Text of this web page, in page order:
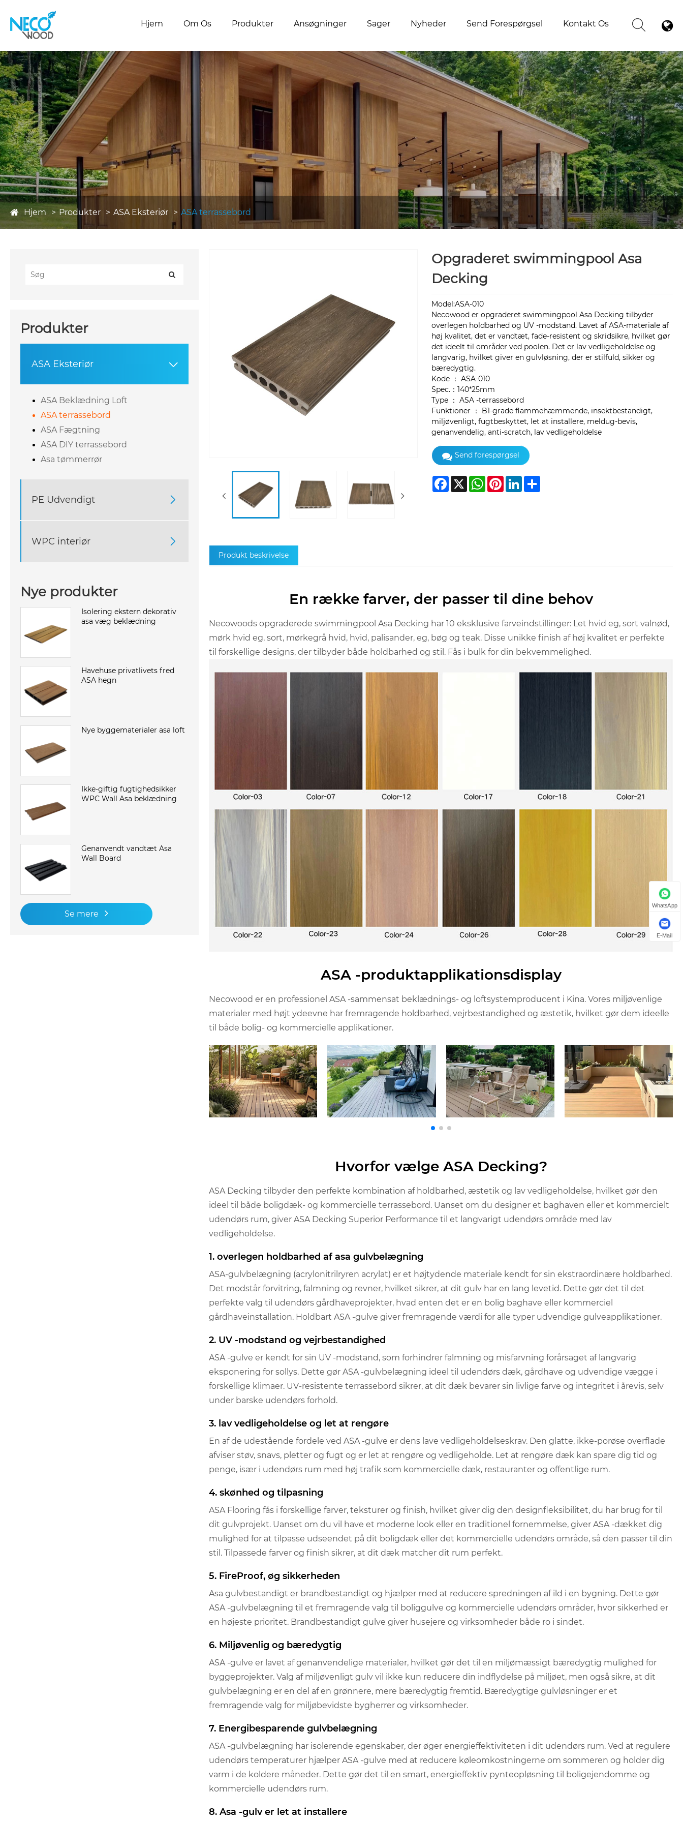
Hjem Om Os Produkter Ansøgninger Sager Nyheder Send Forespørgsel Kontakt Os
Hjem Produkter ASA Eksteriør ASA terrassebord
Produkter
ASA Eksteriør 
ASA Beklædning Loft
ASA terrassebord
ASA Fægtning
ASA DIY terrassebord
Asa tømmerrør
PE Udvendigt 
WPC interiør 
Nye produkter
Isolering ekstern dekorativ
asa væg beklædning
Havehuse privatlivets fred
ASA hegn
Nye byggematerialer asa loft
Ikke-giftig fugtighedsikker
WPC Wall Asa beklædning
Genanvendt vandtæt Asa
Wall Board
Se mere
Opgraderet swimmingpool Asa
Decking
Model:ASA-010
Necowood er opgraderet swimmingpool Asa Decking tilbyder
overlegen holdbarhed og UV -modstand. Lavet af ASA-materiale af
høj kvalitet, det er vandtæt, fade-resistent og skridsikre, hvilket gør
det ideelt til områder ved poolen. Det er lav vedligeholdelse og
langvarig, hvilket giver en gulvløsning, der er stilfuld, sikker og
bæredygtig.
Kode ： ASA-010
Spec.：140*25mm
Type ： ASA -terrassebord
Funktioner ： B1-grade flammehæmmende, insektbestandigt,
miljøvenligt, fugtbeskyttet, let at installere, meldug-bevis,
genanvendelig, anti-scratch, lav vedligeholdelse
Send forespørgsel
Facebook
X WhatsApp
PinterestLinkedIn
Produkt beskrivelse
En række farver, der passer til dine behov
Necowoods opgraderede swimmingpool Asa Decking har 10 eksklusive farveindstillinger: Let hvid eg, sort valnød,
mørk hvid eg, sort, mørkegrå hvid, hvid, palisander, eg, bøg og teak. Disse unikke finish af høj kvalitet er perfekte
til forskellige designs, der tilbyder både holdbarhed og stil. Fås i bulk for din bekvemmelighed.
ASA -produktapplikationsdisplay
Necowood er en professionel ASA -sammensat beklædnings- og loftsystemproducent i Kina. Vores miljøvenlige
materialer med højt ydeevne har fremragende holdbarhed, vejrbestandighed og æstetik, hvilket gør dem ideelle
til både bolig- og kommercielle applikationer.
Hvorfor vælge ASA Decking?
ASA Decking tilbyder den perfekte kombination af holdbarhed, æstetik og lav vedligeholdelse, hvilket gør den
ideel til både boligdæk- og kommercielle terrassebord. Uanset om du designer et baghaven eller et kommercielt
udendørs rum, giver ASA Decking Superior Performance til et langvarigt udendørs område med lav
vedligeholdelse.
1. overlegen holdbarhed af asa gulvbelægning
ASA-gulvbelægning (acrylonitrilryren acrylat) er et højtydende materiale kendt for sin ekstraordinære holdbarhed.
Det modstår forvitring, falmning og revner, hvilket sikrer, at dit gulv har en lang levetid. Dette gør det til det
perfekte valg til udendørs gårdhaveprojekter, hvad enten det er en bolig baghave eller kommerciel
gårdhaveinstallation. Holdbart ASA -gulve giver fremragende værdi for alle typer udvendige gulveapplikationer.
2. UV -modstand og vejrbestandighed
ASA -gulve er kendt for sin UV -modstand, som forhindrer falmning og misfarvning forårsaget af langvarig
eksponering for sollys. Dette gør ASA -gulvbelægning ideel til udendørs dæk, gårdhave og udvendige vægge i
forskellige klimaer. UV-resistente terrassebord sikrer, at dit dæk bevarer sin livlige farve og integritet i årevis, selv
under barske udendørs forhold.
3. lav vedligeholdelse og let at rengøre
En af de udestående fordele ved ASA -gulve er dens lave vedligeholdelseskrav. Den glatte, ikke-porøse overflade
afviser støv, snavs, pletter og fugt og er let at rengøre og vedligeholde. Let at rengøre dæk kan spare dig tid og
penge, især i udendørs rum med høj trafik som kommercielle dæk, restauranter og offentlige rum.
4. skønhed og tilpasning
ASA Flooring fås i forskellige farver, teksturer og finish, hvilket giver dig den designfleksibilitet, du har brug for til
dit gulvprojekt. Uanset om du vil have et moderne look eller en traditionel fornemmelse, giver ASA -dækket dig
mulighed for at tilpasse udseendet på dit boligdæk eller det kommercielle udendørs område, så den passer til din
stil. Tilpassede farver og finish sikrer, at dit dæk matcher dit rum perfekt.
5. FireProof, øg sikkerheden
Asa gulvbestandigt er brandbestandigt og hjælper med at reducere spredningen af ​​ild i en bygning. Dette gør
ASA -gulvbelægning til et fremragende valg til boliggulve og kommercielle udendørs områder, hvor sikkerhed er
en højeste prioritet. Brandbestandigt gulve giver husejere og virksomheder både ro i sindet.
6. Miljøvenlig og bæredygtig
ASA -gulve er lavet af genanvendelige materialer, hvilket gør det til en miljømæssigt bæredygtig mulighed for
byggeprojekter. Valg af miljøvenligt gulv vil ikke kun reducere din indflydelse på miljøet, men også sikre, at dit
gulvbelægning er en del af en grønnere, mere bæredygtig fremtid. Bæredygtige gulvløsninger er et
fremragende valg for miljøbevidste bygherrer og virksomheder.
7. Energibesparende gulvbelægning
ASA -gulvbelægning har isolerende egenskaber, der øger energieffektiviteten i dit udendørs rum. Ved at regulere
udendørs temperaturer hjælper ASA -gulve med at reducere køleomkostningerne om sommeren og holder dig
varm i de koldere måneder. Dette gør det til en smart, energieffektiv pynteopløsning til boligejendomme og
kommercielle udendørs rum.
8. Asa -gulv er let at installere
WhatsApp
E-Mail